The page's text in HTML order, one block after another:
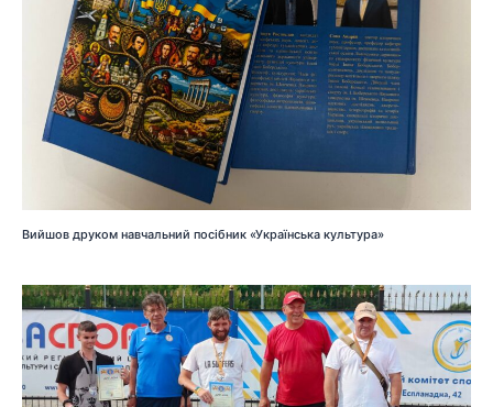
Вийшов друком навчальний посібник «Українська культура»